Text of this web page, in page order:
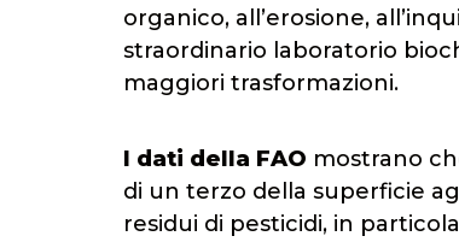
organico, all’erosione,
straordinario laboratorio
maggiori trasformazioni.
I dati della FAO mostrano
di un terzo della superficie
residui di pesticidi, in